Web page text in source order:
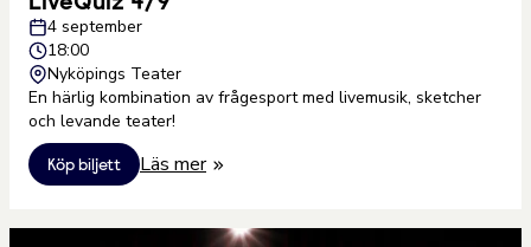
4 september
18:00
Nyköpings Teater
En härlig kombination av frågesport med livemusik, sketcher
och levande teater!
Köp biljett Läs mer